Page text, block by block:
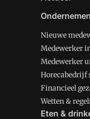
Ondernemen
Nieuwe
Medewerker
Medewerker
Horecabedrijf
Financieel
Wetten &
Eten &